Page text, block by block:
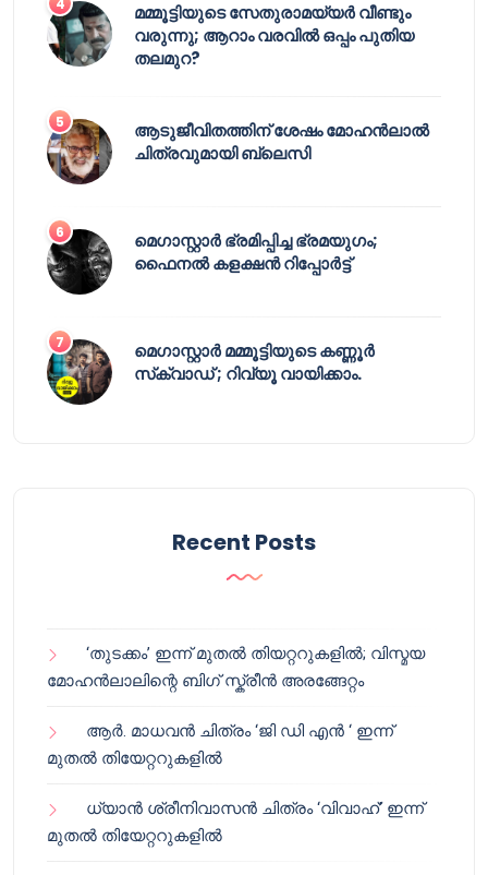
മമ്മൂട്ടിയുടെ സേതുരാമയ്യർ വീണ്ടും
വരുന്നു; ആറാം വരവിൽ ഒപ്പം പുതിയ
തലമുറ?
ആടുജീവിതത്തിന് ശേഷം മോഹൻലാൽ
ചിത്രവുമായി ബ്ലെസി
മെഗാസ്റ്റാർ ഭ്രമിപ്പിച്ച ഭ്രമയുഗം;
ഫൈനൽ കളക്ഷൻ റിപ്പോർട്ട്
മെഗാസ്റ്റാർ മമ്മൂട്ടിയുടെ കണ്ണൂർ
സ്‌ക്വാഡ് ; റിവ്യൂ വായിക്കാം.
Recent Posts
‘തുടക്കം’ ഇന്ന് മുതൽ തിയറ്ററുകളിൽ; വിസ്മയ
മോഹൻലാലിന്റെ ബിഗ് സ്ക്രീൻ അരങ്ങേറ്റം
ആർ. മാധവൻ ചിത്രം ‘ജി ഡി എൻ ‘ ഇന്ന്
മുതൽ തിയേറ്ററുകളിൽ
ധ്യാൻ ശ്രീനിവാസൻ ചിത്രം ‘വിവാഹ്’ ഇന്ന്
മുതൽ തിയേറ്ററുകളിൽ